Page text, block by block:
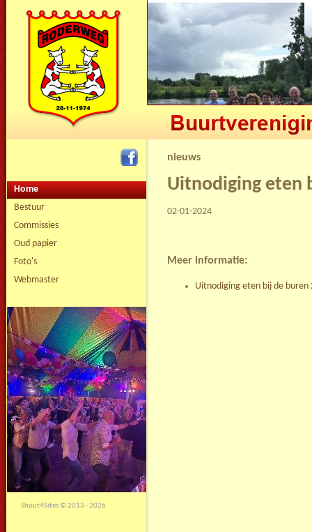
Home
Bestuur
Commissies
Oud papier
Foto's
Webmaster
Shout4Sites ©2013 - 2026
nieuws
Uitnodiging eten
02-01-2024
Meer informatie:
Uitnodiging eten bij de buren